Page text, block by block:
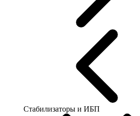
Стабилизаторы и ИБП